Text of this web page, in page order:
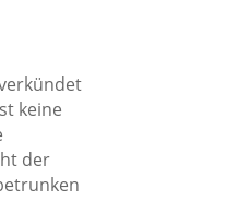
keine
der